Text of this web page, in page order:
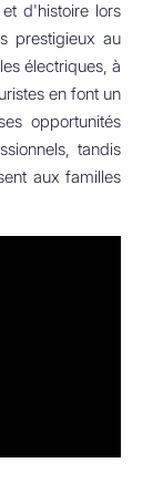
d'histoire lors
prestigieux au
électriques, à
en font un
opportunités
tandis
aux familles